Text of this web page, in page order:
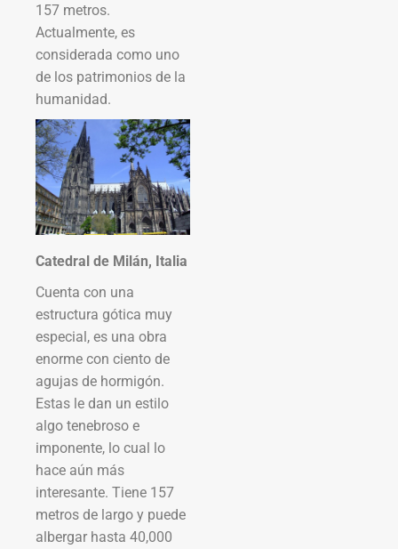
157 metros.
Actualmente, es
considerada como uno
de los patrimonios de la
humanidad.
Catedral de Milán, Italia
Cuenta con una
estructura gótica muy
especial, es una obra
enorme con ciento de
agujas de hormigón.
Estas le dan un estilo
algo tenebroso e
imponente, lo cual lo
hace aún más
interesante. Tiene 157
metros de largo y puede
albergar hasta 40,000